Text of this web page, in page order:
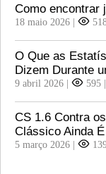
Como encontrar
18 maio 2026 |
O Que as
Dizem Durante
9 abril 2026 | 595 |
CS 1.6 Contra
Clássico Ainda
5 março 2026 |